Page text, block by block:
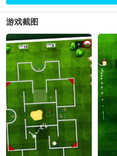
游戏截图